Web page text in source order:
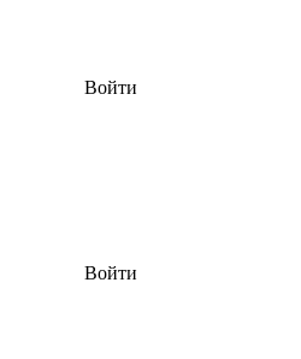
Войти
Войти